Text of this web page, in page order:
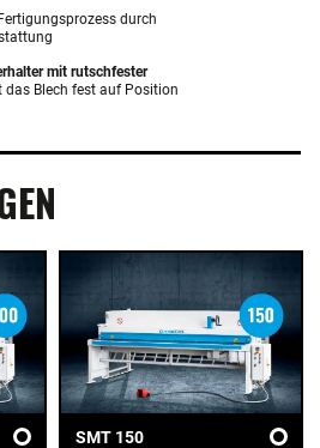
durch
mit rutschfester
Blech fest auf Position
SMT 150